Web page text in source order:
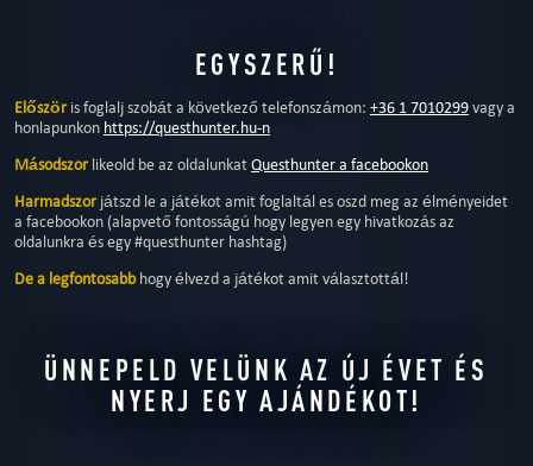
EGYSZERŰ!
Előszöris foglalj szobát a következő telefonszámon: +36 1 7010299vagy a
honlapunkon https://questhunter.hu-n
Másodszorlikeold be az oldalunkatQuesthunter a facebookon
Harmadszorjátszd le a játékot amit foglaltál es oszd meg az élményeidet
a facebookon (alapvető fontosságú hogy legyen egy hivatkozás az
oldalunkra és egy #questhunter hashtag)
De a legfontosabbhogy élvezd a játékot amit választottál!
ÜNNEPELD VELÜNK AZ ÚJ ÉVET ÉS
NYERJ EGY AJÁNDÉKOT!